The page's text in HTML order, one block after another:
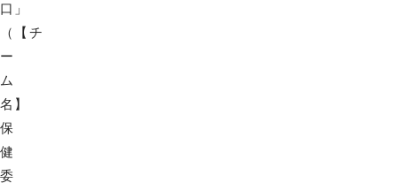
口」
（【チ
ー
ム
名】
保
健
委